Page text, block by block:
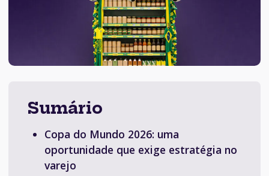
Sumário
Copa do Mundo 2026: uma
oportunidade que exige estratégia no
varejo